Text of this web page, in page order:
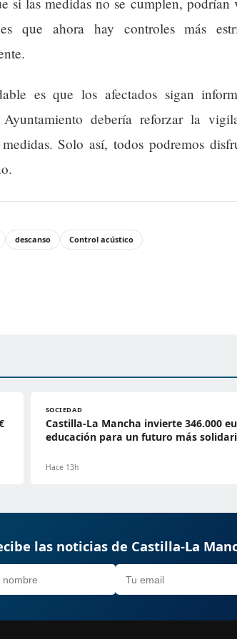
que ahora hay controles más
es que los afectados sigan
debería reforzar la
Solo así, todos podremos
descanso Control acústico
SOCIEDAD
Castilla-La Mancha invierte 346.000
educación para un futuro más
Hace 13h
las noticias de Castilla-La